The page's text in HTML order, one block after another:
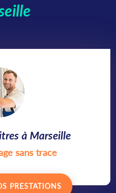
à Marseille
sans trace
PRESTATIONS